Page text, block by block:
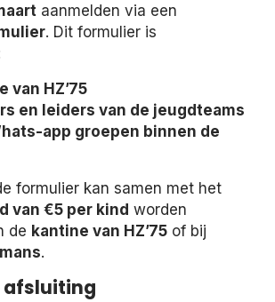
aanmelden via een
. Dit formulier is
van HZ’75
en leiders van de jeugdteams
app groepen binnen de
formulier kan samen met het
van €5 per kind worden
de kantine van HZ’75 of bij
.
afsluiting